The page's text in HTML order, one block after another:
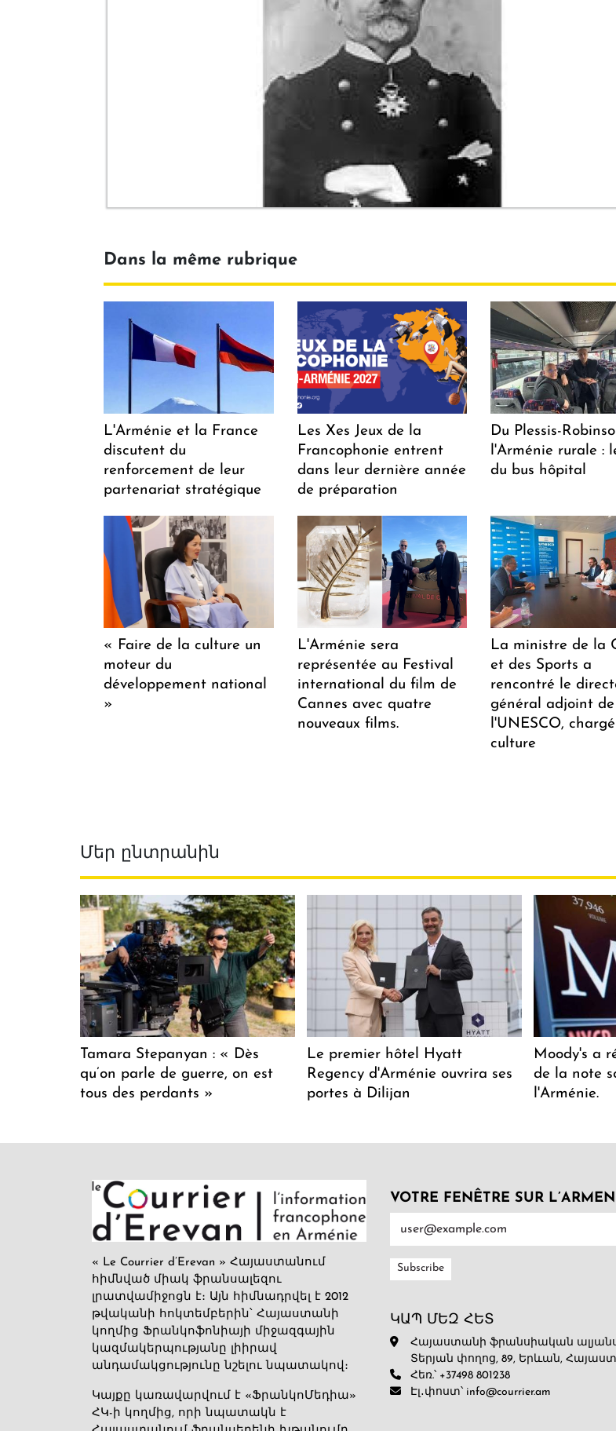
Dans la même rubrique
L'Arménie et la France
discutent du
renforcement de leur
partenariat stratégique
Les Xes Jeux de la
Francophonie entrent
dans leur dernière année
de préparation
Du Plessis-
l'Arménie rurale :
du bus hôpital
« Faire de la culture un
moteur du
développement national
»
L'Arménie sera
représentée au Festival
international du film de
Cannes avec quatre
nouveaux films.
La ministre de la
et des Sports a
rencontré le
général adjoint de
l'UNESCO,
culture
Մեր ընտրանին
Tamara Stepanyan : « Dès
qu’on parle de guerre, on est
tous des perdants »
Le premier hôtel Hyatt
Regency d'Arménie ouvrira ses
portes à Dilijan
Moody's a
de la note
l'Arménie.
« Le Courrier d’Erevan » Հայաստանում
հիմնված միակ ֆրանսալեզու
լրատվամիջոցն է։ Այն հիմնադրվել է 2012
թվականի հոկտեմբերին՝ Հայաստանի
կողմից Ֆրանկոֆոնիայի միջազգային
կազմակերպությանը լիիրավ
անդամակցությունը նշելու նպատակով։
Կայքը կառավարվում է «ՖրանկոՄեդիա»
ՀԿ-ի կողմից, որի նպատակն է
VOTRE FENÊTRE SUR
ԿԱՊ ՄԵԶ ՀԵՏ
Հայաստանի ֆրանսիական
Տերյան փողոց, 89, Երևան,
Հեռ.՝ +37498 801238
Էլ․փոստ՝ info@courrier.am